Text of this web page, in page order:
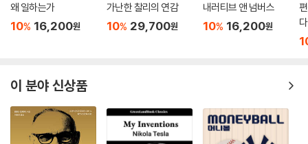
왜 일하는가
10% 16,200원
가난한 찰리의 연감
10% 29,700원
내러티브 앤 넘버스
10% 16,200원
다
이 분야 신상품